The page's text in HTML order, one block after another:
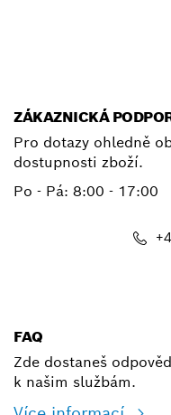
ZÁKAZNICKÁ
Pro dotazy ohledně
dostupnosti zboží.
Po - Pá: 8:00 - 17:00
FAQ
Zde dostaneš
k našim službám.